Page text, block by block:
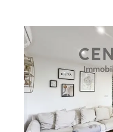
, 3 pièces
Appartement
185